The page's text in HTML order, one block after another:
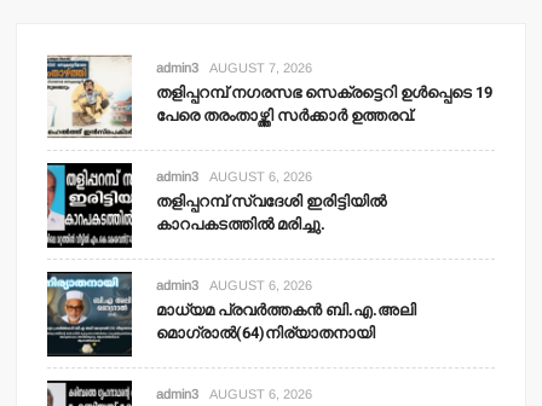
admin3 AUGUST 7, 2026
തളിപ്പറമ്പ് നഗരസഭ സെക്രട്ടെറി ഉള്‍പ്പെടെ 19
പേരെ തരംതാഴ്ത്തി സര്‍ക്കാര്‍ ഉത്തരവ്.
admin3 AUGUST 6, 2026
തളിപ്പറമ്പ് സ്വദേശി ഇരിട്ടിയില്‍
കാറപകടത്തില്‍ മരിച്ചു.
admin3 AUGUST 6, 2026
മാധ്യമ പ്രവര്‍ത്തകന്‍ ബി.എ.അലി
മൊഗ്രാല്‍(64)നിര്യാതനായി
admin3 AUGUST 6, 2026